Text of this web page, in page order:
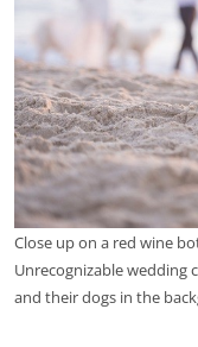
Close up on a red wine
Unrecognizable wedding
and their dogs in the